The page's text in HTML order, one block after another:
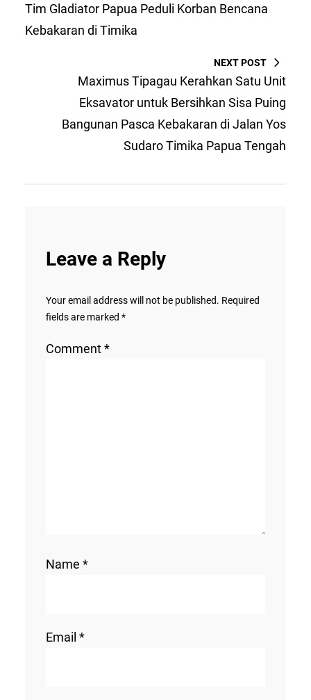
Tim Gladiator Papua Peduli Korban Bencana
Kebakaran di Timika
NEXT POST
Maximus Tipagau Kerahkan Satu Unit
Eksavator untuk Bersihkan Sisa Puing
Bangunan Pasca Kebakaran di Jalan Yos
Sudaro Timika Papua Tengah
Leave a Reply
Your email address will not be published. Required
fields are marked *
Comment*
Name *
Email *